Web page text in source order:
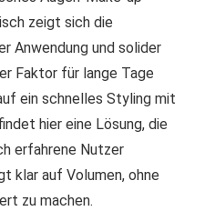
zeigt sich die
Anwendung und solider
Faktor für lange Tage
ein schnelles Styling mit
hier eine Lösung, die
erfahrene Nutzer
klar auf Volumen, ohne
zu machen.